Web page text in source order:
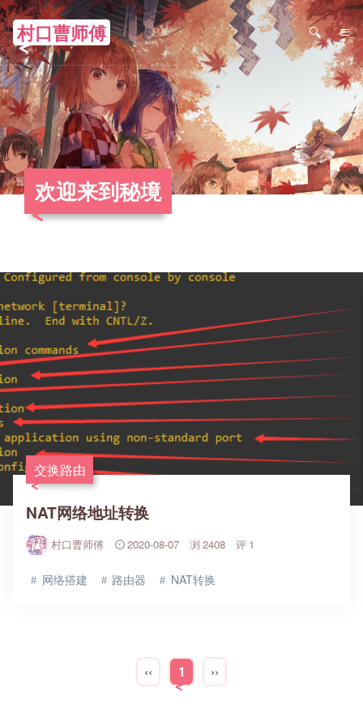
村口曹师傅 ≡
欢迎来到秘境
交换路由
NAT网络地址转换
村口曹师傅 2020-08-07 2408 1
网络搭建 路由器 NAT转换
‹‹ 1 ››